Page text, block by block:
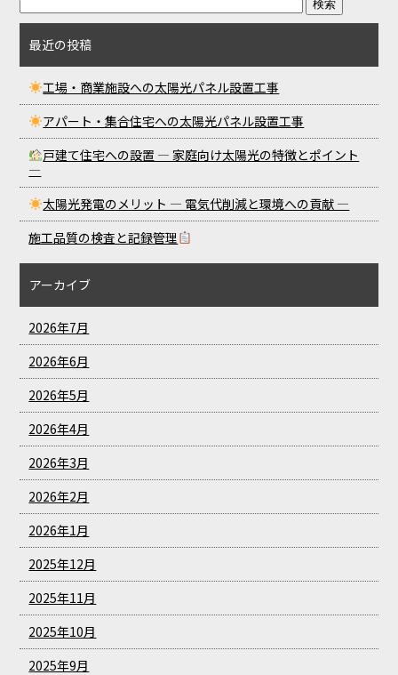
最近の投稿
工場・商業施設への太陽光パネル設置工事
アパート・集合住宅への太陽光パネル設置工事
戸建て住宅への設置 ― 家庭向け太陽光の特徴とポイント
―
太陽光発電のメリット ― 電気代削減と環境への貢献 ―
施工品質の検査と記録管理
アーカイブ
2026年7月
2026年6月
2026年5月
2026年4月
2026年3月
2026年2月
2026年1月
2025年12月
2025年11月
2025年10月
2025年9月